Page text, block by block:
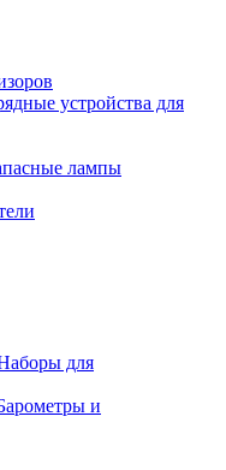
устройства для
лампы
для
и